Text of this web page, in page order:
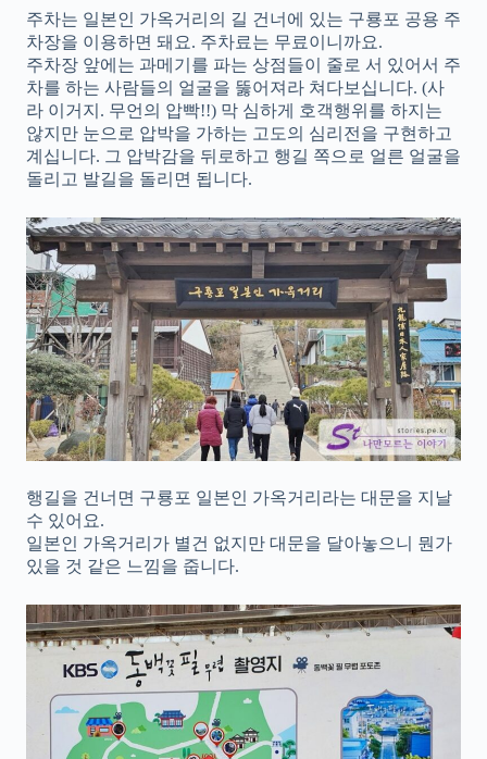
주차는 일본인 가옥거리의 길 건너에 있는 구룡포 공용 주
차장을 이용하면 돼요. 주차료는 무료이니까요.
주차장 앞에는 과메기를 파는 상점들이 줄로 서 있어서 주
차를 하는 사람들의 얼굴을 뚫어져라 쳐다보십니다. (사
라 이거지. 무언의 압빡!!) 막 심하게 호객행위를 하지는
않지만 눈으로 압박을 가하는 고도의 심리전을 구현하고
계십니다. 그 압박감을 뒤로하고 행길 쪽으로 얼른 얼굴을
돌리고 발길을 돌리면 됩니다.
행길을 건너면 구룡포 일본인 가옥거리라는 대문을 지날
수 있어요.
일본인 가옥거리가 별건 없지만 대문을 달아놓으니 뭔가
있을 것 같은 느낌을 줍니다.